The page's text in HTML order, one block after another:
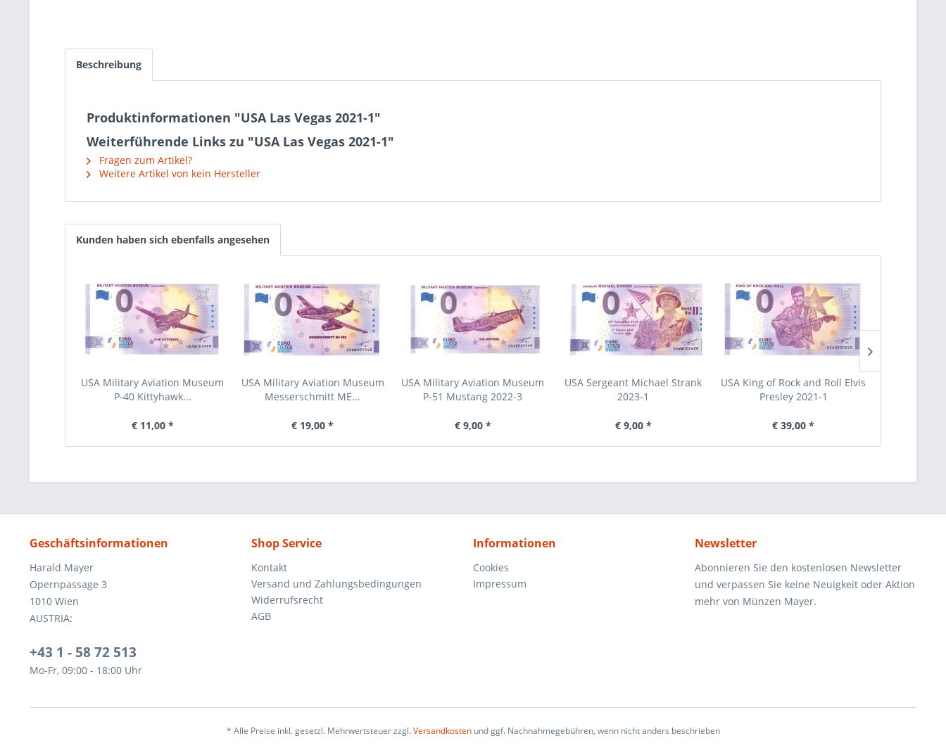
Beschreibung
Produktinformationen "USA Las Vegas 2021-1"
Weiterführende Links zu "USA Las Vegas 2021-1"
Fragen zum Artikel?
Weitere Artikel von kein Hersteller
Kunden haben sich ebenfalls angesehen
USA Military Aviation Museum
P-40 Kittyhawk...
€ 11,00 *
USA Military Aviation Museum
Messerschmitt ME...
€ 19,00 *
USA Military Aviation Museum
P-51 Mustang 2022-3
€ 9,00 *
USA Sergeant Michael Strank
2023-1
€ 9,00 *
USA King of Rock and Roll Elvis
Presley 2021-1
€ 39,00 *
Geschäftsinformationen
Harald Mayer
Opernpassage 3
1010 Wien
AUSTRIA:
+43 1 - 58 72 513
Mo-Fr, 09:00 - 18:00 Uhr
Shop Service
Kontakt
Versand und Zahlungsbedingungen
Widerrufsrecht
AGB
Informationen
Cookies
Impressum
Newsletter
Abonnieren Sie den kostenlosen Newsletter
und verpassen Sie keine Neuigkeit oder Aktion
mehr von Münzen Mayer.
* Alle Preise inkl. gesetzl. Mehrwertsteuer zzgl.Versandkostenund ggf. Nachnahmegebühren, wenn nicht anders beschrieben